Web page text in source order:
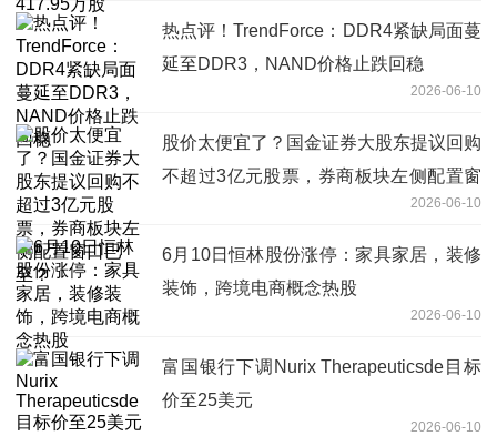
热点评！TrendForce：DDR4紧缺局面蔓
延至DDR3，NAND价格止跌回稳
2026-06-10
股价太便宜了？国金证券大股东提议回购
不超过3亿元股票，券商板块左侧配置窗
2026-06-10
6月10日恒林股份涨停：家具家居，装修
装饰，跨境电商概念热股
2026-06-10
富国银行下调Nurix Therapeuticsde目标
价至25美元
2026-06-10